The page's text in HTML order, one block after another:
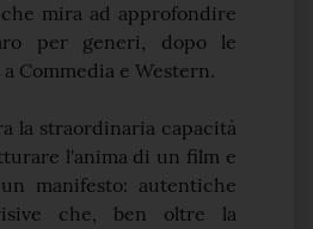
mira ad approfondire
per generi, dopo le
Commedia e Western.
la straordinaria capacità
l'anima di un film e
manifesto: autentiche
che, ben oltre la